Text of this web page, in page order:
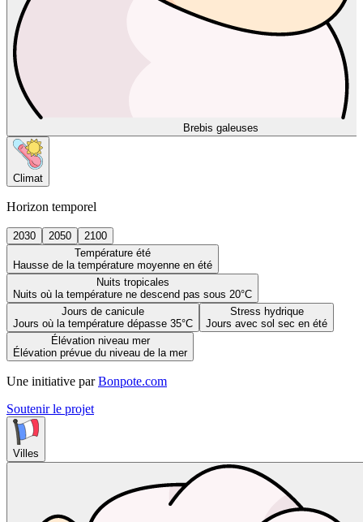
Brebis galeuses
Climat
Horizon temporel
2030 2050
2100
Température été
Hausse de la température moyenne en été
Nuits tropicales
Nuits où la température ne descend pas sous 20°C
Jours de canicule
Jours où la température dépasse 35°C
Stress hydrique
Jours avec sol sec en été
Élévation niveau mer
Élévation prévue du niveau de la mer
Une initiative par Bonpote.com
Soutenir le projet
Villes